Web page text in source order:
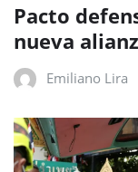
Pacto
nueva
Emiliano Lira